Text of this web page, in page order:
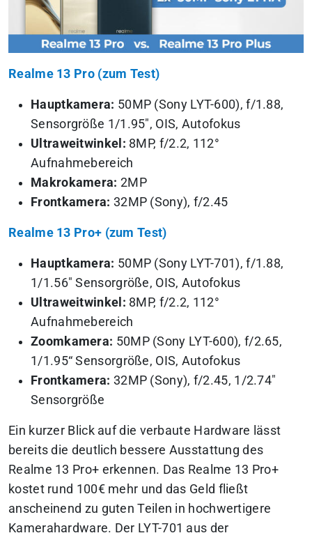
Realme 13 Pro (zum Test)
Hauptkamera: 50MP (Sony LYT-600), f/1.88,
Sensorgröße 1/1.95″, OIS, Autofokus
Ultraweitwinkel: 8MP, f/2.2, 112°
Aufnahmebereich
Makrokamera: 2MP
Frontkamera: 32MP (Sony), f/2.45
Realme 13 Pro+ (zum Test)
Hauptkamera: 50MP (Sony LYT-701), f/1.88,
1/1.56″ Sensorgröße, OIS, Autofokus
Ultraweitwinkel: 8MP, f/2.2, 112°
Aufnahmebereich
Zoomkamera: 50MP (Sony LYT-600), f/2.65,
1/1.95“ Sensorgröße, OIS, Autofokus
Frontkamera: 32MP (Sony), f/2.45, 1/2.74″
Sensorgröße
Ein kurzer Blick auf die verbaute Hardware lässt
bereits die deutlich bessere Ausstattung des
Realme 13 Pro+ erkennen. Das Realme 13 Pro+
kostet rund 100€ mehr und das Geld fließt
anscheinend zu guten Teilen in hochwertigere
Kamerahardware. Der LYT-701 aus der